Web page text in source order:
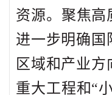
资源。聚焦高
进一步明确国
区域和产业
重大工程和“